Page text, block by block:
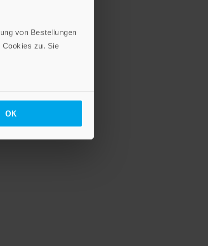
von Bestellungen
Cookies zu. Sie
OK